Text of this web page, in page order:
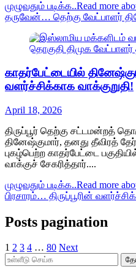
முழுவதும் படிக்க..Read more
தருவேன்… தெற்கு வேட்பாளர்
காதர்பேட்டையில்
வளர்ச்சிக்காக வாக்குறுதி!
April 18, 2026
திருப்பூர் தெற்கு சட்டமன்றத்
தினேஷ்குமார், தனது தீவிரத்
புகழ்பெற்ற காதர்பேட்டை
வாக்குச் சேகரித்தார்....
முழுவதும் படிக்க..Read more
பிரசாரம்… திருப்பூரின்
Posts pagination
1 2 3 4 … 80 Next